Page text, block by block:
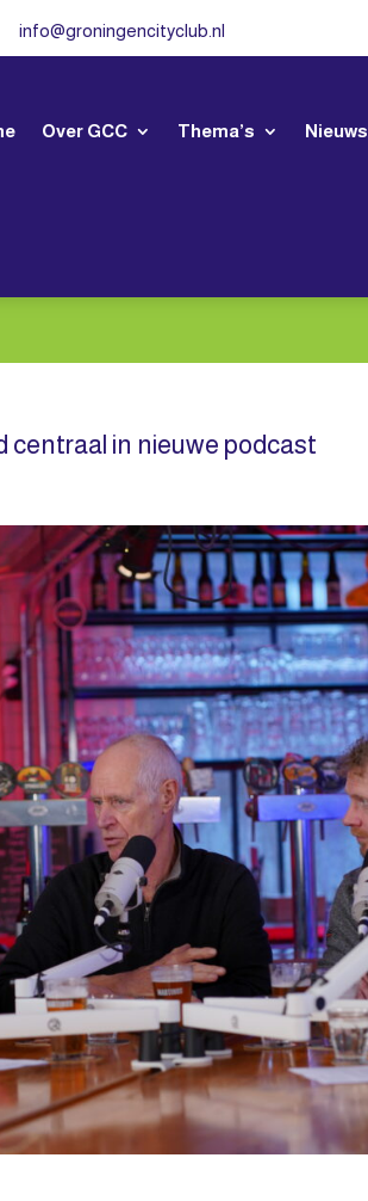
info@groningencityclub.nl
Over GCC Thema’s Nieuws
in nieuwe podcast